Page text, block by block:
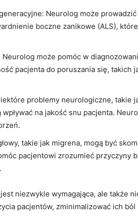
Neurolog może
boczne zanikowe (ALS),
Neurolog może pomóc w
pacjenta do poruszania się, takich
problemy neurologiczne, takie
wpływać na jakość snu pacjenta.
takie jak migrena, mogą być
pacjentowi zrozumieć przyczyny
niezwykle wymagająca, ale także
pacjentów, zminimalizować ich